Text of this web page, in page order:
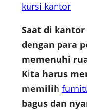
kursi kantor
Saat di
dengan para
memenuhi
Kita harus
memilih
bagus dan